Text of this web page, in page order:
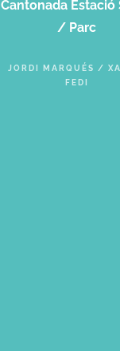
Cantonada Estació
/ Parc
JORDI MARQUÉS /
FEDI